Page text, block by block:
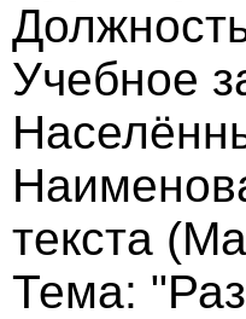
Учебное
текста
Тема: